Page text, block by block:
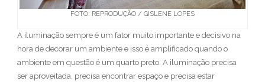
FOTO: REPRODUÇÃO / GISLENE LOPES
A iluminação sempre é um fator muito importante e decisivo na
hora de decorar um ambiente e isso é amplificado quando o
ambiente em questão é um quarto preto. A iluminação precisa
ser aproveitada, precisa encontrar espaço e precisa estar